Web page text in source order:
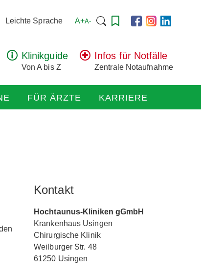
Leichte Sprache A+A- Suchen
Klinikguide
Von A bis Z
Infos für Notfälle
Zentrale Notaufnahme
FÜR ÄRZTE KARRIERE
Kontakt
Hochtaunus-Kliniken gGmbH
Krankenhaus Usingen
Chirurgische Klinik
Weilburger Str. 48
61250 Usingen